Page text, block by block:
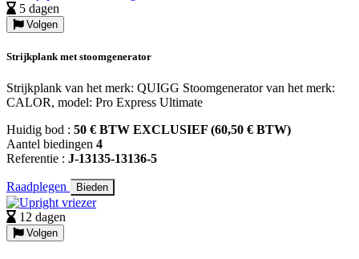
5 dagen
Volgen
Strijkplank met stoomgenerator
Strijkplank van het merk: QUIGG Stoomgenerator van het merk:
CALOR, model: Pro Express Ultimate
Huidig bod : 50 € BTW EXCLUSIEF (60,50 € BTW)
Aantel biedingen 4
Referentie : J-13135-13136-5
Raadplegen Bieden
12 dagen
Volgen